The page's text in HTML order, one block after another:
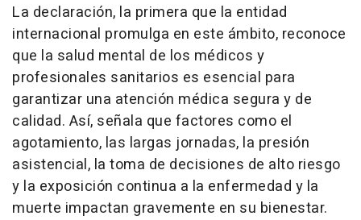
La declaración, la primera que la entidad
internacional promulga en este ámbito, reconoce
que la salud mental de los médicos y
profesionales sanitarios es esencial para
garantizar una atención médica segura y de
calidad. Así, señala que factores como el
agotamiento, las largas jornadas, la presión
asistencial, la toma de decisiones de alto riesgo
y la exposición continua a la enfermedad y la
muerte impactan gravemente en su bienestar.